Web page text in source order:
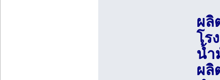
ผลิ
โร
น้ำ
ผลิ